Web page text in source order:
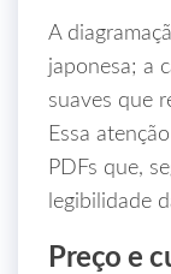
A
japonesa; a
suaves que
Essa
PDFs que,
legibilidade
Preço e